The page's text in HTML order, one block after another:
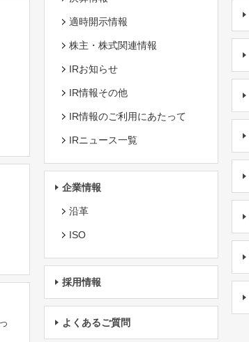
適時開示情報
株主・株式関連情報
IRお知らせ
IR情報その他
IR情報のご利用にあたって
IRニュース一覧
企業情報
沿革
ISO
採用情報
よくあるご質問